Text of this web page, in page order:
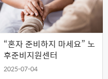
“혼자 준비하지 마세요” 노
후준비지원센터
2025-07-04